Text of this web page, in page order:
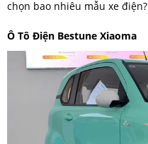
chọn bao nhiêu mẫu xe điện?
Ô Tô Điện Bestune Xiaoma